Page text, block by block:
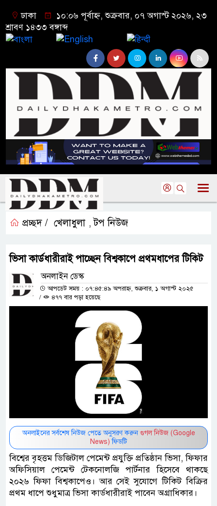
ঢাকা
১০:০৬ পূর্বাহ্ন, শুক্রবার, ০৭ অগাস্ট ২০২৬, ২৩
শ্রাবণ ১৪৩৩ বঙ্গাব্দ
প্রচ্ছদ / খেলাধুলা ,টপ নিউজ
ভিসা কার্ডধারীরাই পাচ্ছেন বিশ্বকাপে প্রথমধাপের টিকিট
অনলাইন ডেস্ক
আপডেট সময় : ০৭:৪৫:৪৯ অপরাহ্ন, শুক্রবার, ১ অগাস্ট ২০২৫
/
৪৭৭ বার পড়া হয়েছে
অনলাইনের সর্বশেষ নিউজ পেতে অনুসরণ করুন গুগল নিউজ (Google
News) ফিডটি
বিশ্বের বৃহত্তম ডিজিটাল পেমেন্ট প্রযুক্তি প্রতিষ্ঠান ভিসা, ফিফার
অফিসিয়াল পেমেন্ট টেকনোলজি পার্টনার হিসেবে থাকছে
২০২৬ ফিফা বিশ্বকাপেও। আর সেই সুযোগে টিকিট বিক্রির
প্রথম ধাপে শুধুমাত্র ভিসা কার্ডধারীরাই পাবেন অগ্রাধিকার।